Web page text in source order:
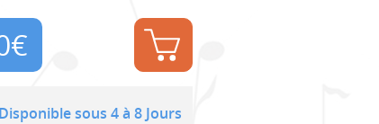
€
Disponible sous 4 à 8 Jours